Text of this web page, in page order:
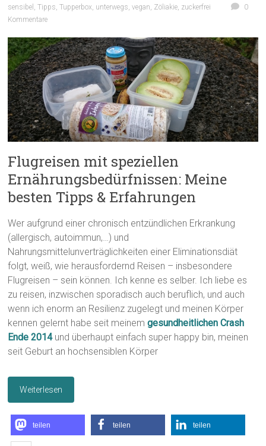
sensibel ,Tipps,Tupperbox, unterwegs,vegan, Zöliakie, zuckerfrei
0
Kommentare
Flugreisen mit speziellen
Ernährungsbedürfnissen: Meine
besten Tipps & Erfahrungen
Wer aufgrund einer chronisch entzündlichen Erkrankung
(allergisch, autoimmun,…) und
Nahrungsmittelunverträglichkeiten einer Eliminationsdiät
folgt, weiß, wie herausfordernd Reisen – insbesondere
Flugreisen – sein können. Ich kenne es selber. Ich liebe es
zu reisen, inzwischen sporadisch auch beruflich, und auch
wenn ich enorm an Resilienz zugelegt und meinen Körper
kennen gelernt habe seit meinemgesundheitlichen Crash
Ende 2014 und überhaupt einfach super happy bin, meinen
seit Geburt an hochsensiblen Körper
Weiterlesen
teilen teilen teilen